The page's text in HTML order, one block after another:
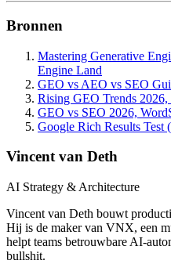
Bronnen
Mastering Generative
Engine Land
GEO vs AEO vs SEO
Rising GEO Trends 2026,
GEO vs SEO 2026,
Google Rich Results Test
Vincent van Deth
AI Strategy & Architecture
Vincent van Deth bouwt
Hij is de maker van VNX, een
helpt teams betrouwbare AI-
bullshit.